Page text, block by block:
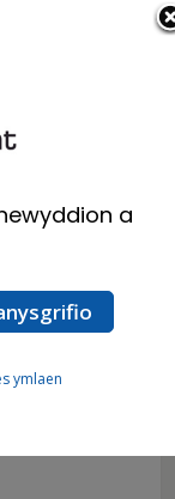
a
ymlaen